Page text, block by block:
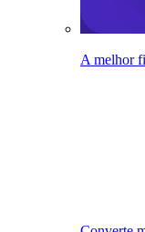
A melhor